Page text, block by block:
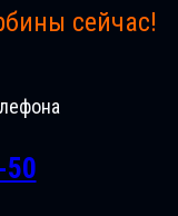
сейчас!